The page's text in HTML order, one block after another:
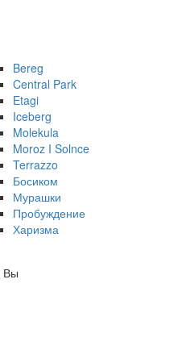
Bereg
Central Park
Etagi
Iceberg
Molekula
Moroz I Solnce
Terrazzo
Босиком
Мурашки
Пробуждение
Харизма
Вы